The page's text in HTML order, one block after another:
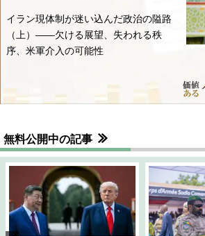
イラン現体制が迷い込んだ政治の隘路
（上）――欠ける展望、失われる秩
序、米軍介入の可能性
無料公開中の記事